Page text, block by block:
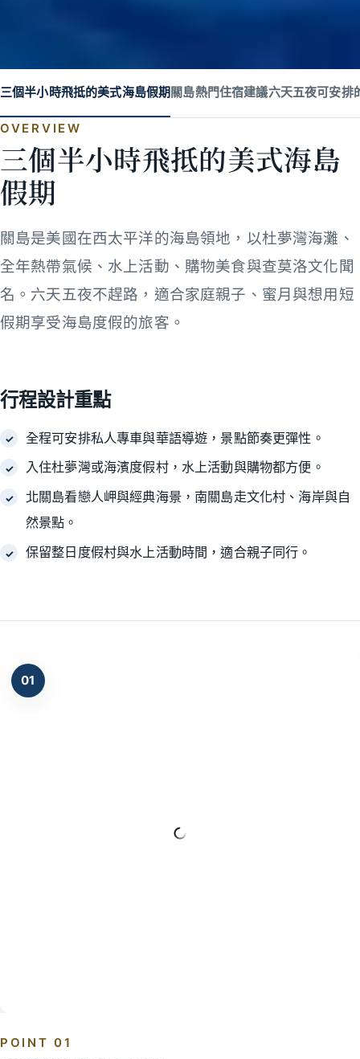
三個半小時飛抵的美式海島假期關島熱門住宿建議六天五夜可安排
OVERVIEW
三個半小時飛抵的美式海島
假期
關島是美國在西太平洋的海島領地，以杜夢灣海灘、
全年熱帶氣候、水上活動、購物美食與查莫洛文化聞
名。六天五夜不趕路，適合家庭親子、蜜月與想用短
假期享受海島度假的旅客。
行程設計重點
全程可安排私人專車與華語導遊，景點節奏更彈性。
入住杜夢灣或海濱度假村，水上活動與購物都方便。
北關島看戀人岬與經典海景，南關島走文化村、海岸與自
然景點。
保留整日度假村與水上活動時間，適合親子同行。
01
POINT 01